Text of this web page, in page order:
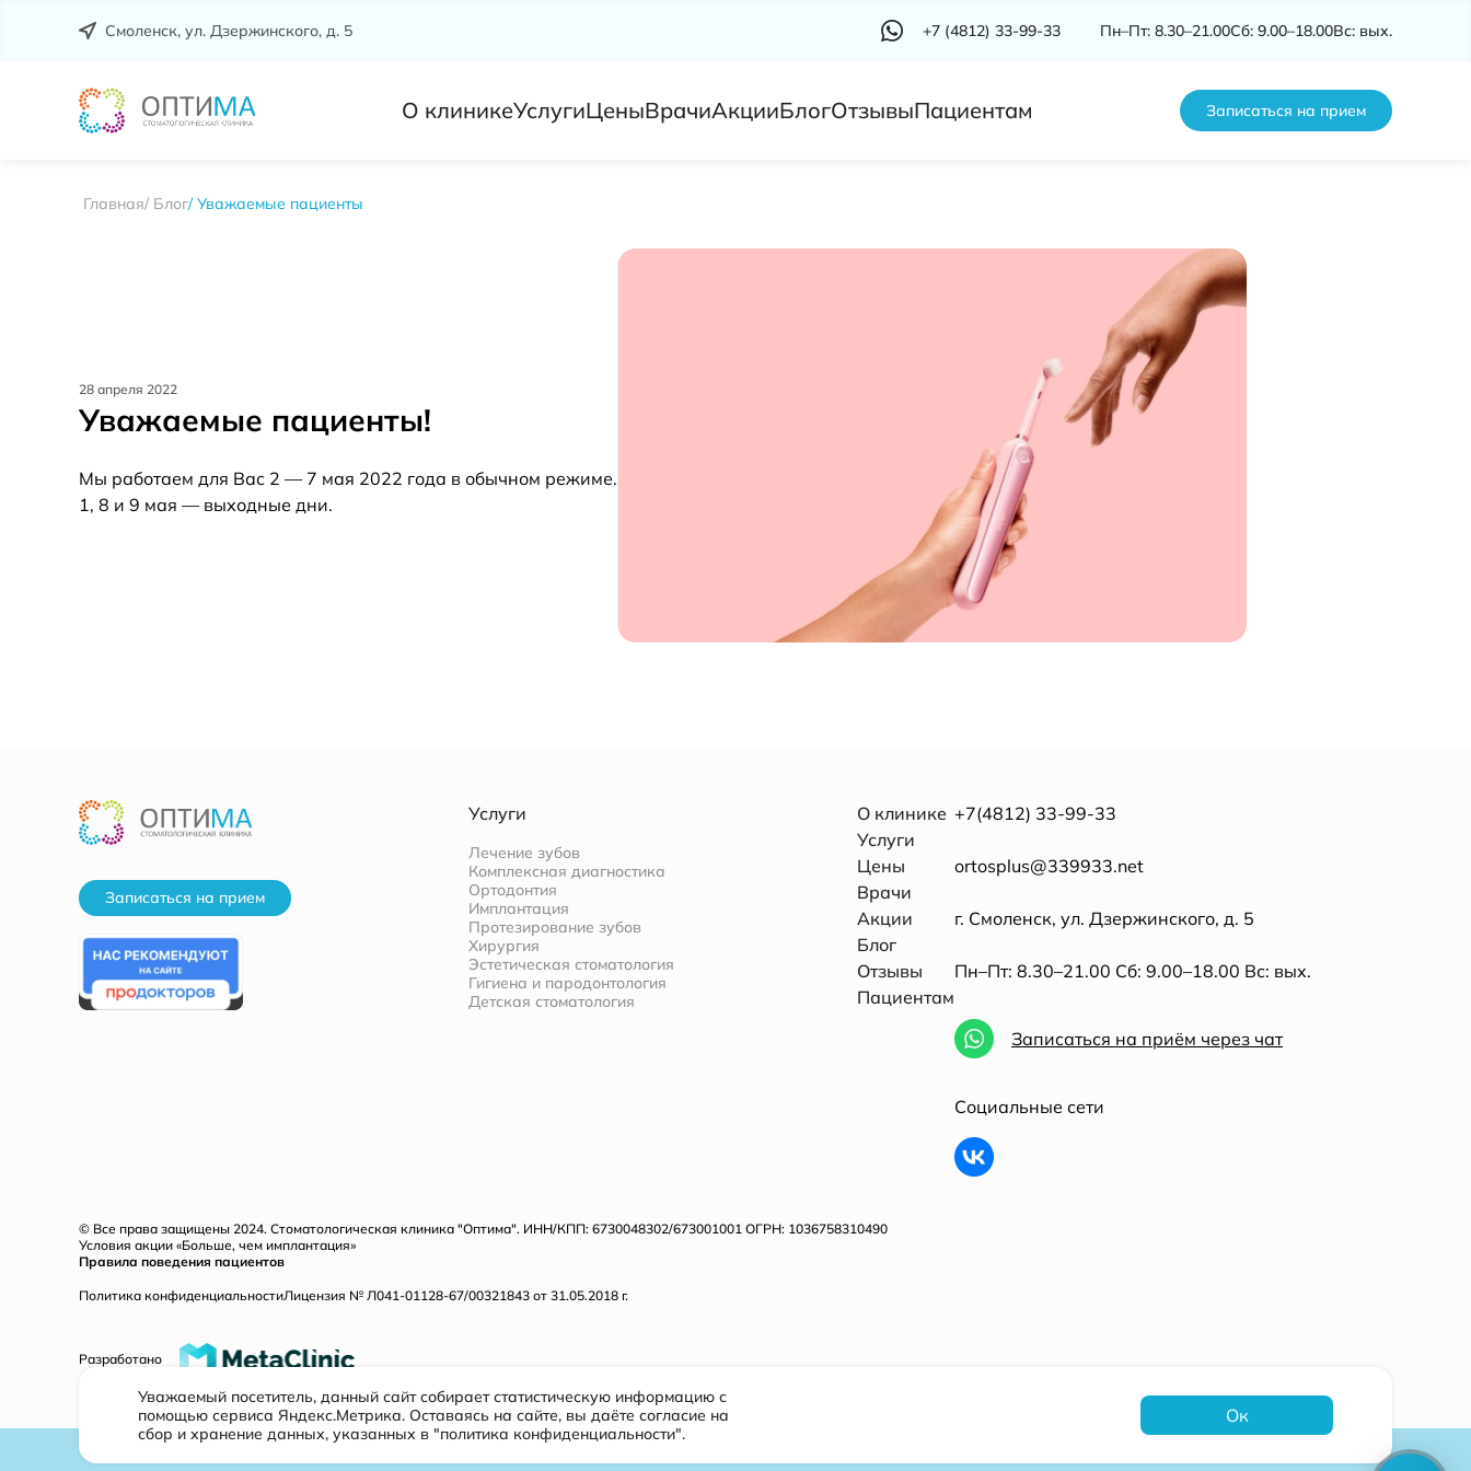
Смоленск, ул. Дзержинского, д. 5 +7 (4812) 33-99-33 Пн–Пт: 8.30–21.00Сб: 9.00–18.00Вс: вых.
О клиникеУслугиЦеныВрачиАкцииБлогОтзывыПациентам Записаться на прием
Главная Блог Уважаемые пациенты
28 апреля 2022
Уважаемые пациенты!
Мы работаем для Вас 2 — 7 мая 2022 года в обычном режиме.
1, 8 и 9 мая — выходные дни.
Записаться на прием
Услуги
Лечение зубов
Комплексная диагностика
Ортодонтия
Имплантация
Протезирование зубов
Хирургия
Эстетическая стоматология
Гигиена и пародонтология
Детская стоматология
О клинике
Услуги
Цены
Врачи
Акции
Блог
Отзывы
Пациентам
+7(4812) 33-99-33
ortosplus@339933.net
г. Смоленск, ул. Дзержинского, д. 5
Пн–Пт: 8.30–21.00 Сб: 9.00–18.00 Вс: вых.
Записаться на приём через чат
Социальные сети
© Все права защищены 2024. Стоматологическая клиника "Оптима". ИНН/КПП: 6730048302/673001001 ОГРН: 1036758310490
Условия акции «Больше, чем имплантация»
Правила поведения пациентов
Политика конфиденциальностиЛицензия № Л041-01128-67/00321843 от 31.05.2018 г.
Разработано
Уважаемый посетитель, данный сайт собирает статистическую информацию с
помощью сервиса Яндекс.Метрика. Оставаясь на сайте, вы даёте согласие на
сбор и хранение данных, указанных в "политика конфиденциальности".
Ок